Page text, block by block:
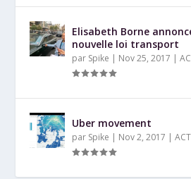
Elisabeth Borne
nouvelle loi transport
par Spike | Nov 25, 2017 |
Uber movement
par Spike | Nov 2, 2017 |